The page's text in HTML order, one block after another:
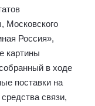
Московского
Россия»,
картины
в ходе
поставки на
связи,